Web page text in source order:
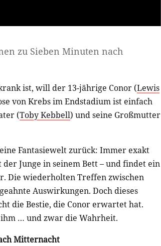
zu Sieben Minuten nach
ist, will der 13-jährige Conor (Lewis
von Krebs im Endstadium ist einfach
(Toby Kebbell) und seine Großmutter
Fantasiewelt zurück: Immer exakt
Junge in seinem Bett – und findet ein
Die wiederholten Treffen zwischen
Auswirkungen. Doch dieses
die Bestie, die Conor erwartet hat.
… und zwar die Wahrheit.
Mitternacht